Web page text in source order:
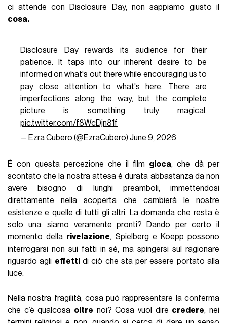
ci attende con Disclosure Day, non sappiamo giusto il
cosa.
Disclosure Day rewards its audience for their
patience. It taps into our inherent desire to be
informed on what's out there while encouraging us to
pay close attention to what's here. There are
imperfections along the way, but the complete
picture is something truly magical.
pic.twitter.com/f8WcDjn81f
— Ezra Cubero (@EzraCubero) June 9, 2026
È con questa percezione che il film gioca, che dà per
scontato che la nostra attesa è durata abbastanza da non
avere bisogno di lunghi preamboli, immettendosi
direttamente nella scoperta che cambierà le nostre
esistenze e quelle di tutti gli altri. La domanda che resta è
solo una: siamo veramente pronti? Dando per certo il
momento della rivelazione, Spielberg e Koepp possono
interrogarsi non sui fatti in sé, ma spingersi sul ragionare
riguardo agli effettidi ciò che sta per essere portato alla
luce.
Nella nostra fragilità, cosa può rappresentare la conferma
che c’è qualcosa oltre noi? Cosa vuol dire credere, nei